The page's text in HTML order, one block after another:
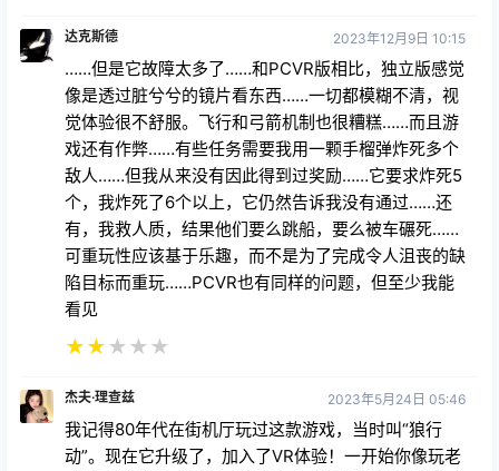
达克斯德 2023年12月9日 10:15
……但是它故障太多了……和PCVR版相比，独立版感觉
像是透过脏兮兮的镜片看东西……一切都模糊不清，视
觉体验很不舒服。飞行和弓箭机制也很糟糕……而且游
戏还有作弊……有些任务需要我用一颗手榴弹炸死多个
敌人……但我从来没有因此得到过奖励……它要求炸死5
个，我炸死了6个以上，它仍然告诉我没有通过……还
有，我救人质，结果他们要么跳船，要么被车碾死……
可重玩性应该基于乐趣，而不是为了完成令人沮丧的缺
陷目标而重玩……PCVR也有同样的问题，但至少我能
看见
★★★ ★ ★
杰夫·理查兹 2023年5月24日 05:46
我记得80年代在街机厅玩过这款游戏，当时叫“狼行
动”。现在它升级了，加入了VR体验！一开始你像玩老